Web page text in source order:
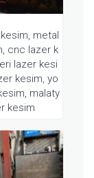
metal
cnc lazer k
lazer kesi
kesim, yo
malaty
kesim